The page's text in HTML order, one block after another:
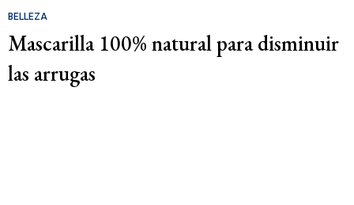
BELLEZA
Mascarilla 100% natural para disminuir
las arrugas